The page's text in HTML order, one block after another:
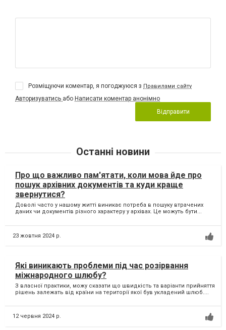
Розміщуючи коментар, я погоджуюся з Правилами сайту
Авторизуватись або Написати коментар анонімно
Відправити
Останні новини
Про що важливо пам'ятати, коли мова йде про
пошук архівних документів та куди краще
звернутися?
Доволі часто у нашому житті виникає потреба в пошуку втрачених
даних чи документів різного характеру у архівах. Це можуть бути...
23 жовтня 2024 р.
Які виникають проблеми під час розірвання
міжнародного шлюбу?
З власної практики, можу сказати що швидкість та варіанти прийняття
рішень залежать від країни на території якої був укладений шлюб....
12 червня 2024 р.